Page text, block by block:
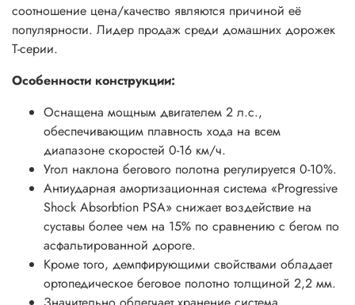
соотношение цена/качество являются причиной её
популярности. Лидер продаж среди домашних дорожек
Т-серии.
Особенности конструкции:
Оснащена мощным двигателем 2 л.с.,
обеспечивающим плавность хода на всем
диапазоне скоростей 0-16 км/ч.
Угол наклона бегового полотна регулируется 0-10%.
Антиударная амортизационная система «Progressive
Shock Absorbtion PSA» снижает воздействие на
суставы более чем на 15% по сравнению с бегом по
асфальтированной дороге.
Кроме того, демпфирующими свойствами обладает
ортопедическое беговое полотно толщиной 2,2 мм.